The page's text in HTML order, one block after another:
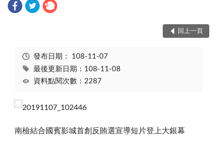
回上一頁
發布日期： 108-11-07
最後更新日期：108-11-08
資料點閱次數：2287
南檢結合國賓影城首創反賄選宣導短片登上大銀幕